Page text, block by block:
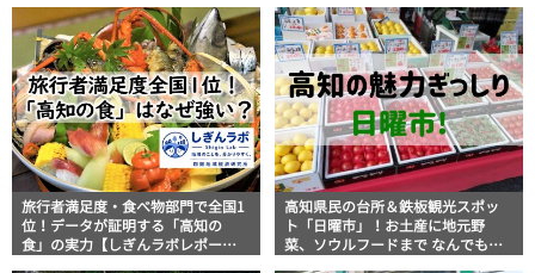
旅行者満足度・食べ物部門で全国1
位！データが証明する「高知の
食」の実力【しぎんラボレポー
高知県民の台所＆鉄板観光スポッ
ト「日曜市」！お土産に地元野
菜、ソウルフードまで なんでもそ